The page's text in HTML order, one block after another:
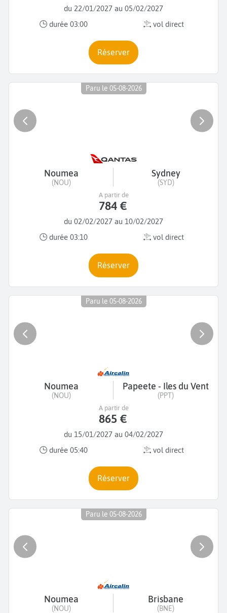
du 22/01/2027 au 05/02/2027
durée 03:00
vol direct
Réserver
Paru le 05-08-2026
Noumea
(NOU)
Sydney
(SYD)
du 02/02/2027 au 10/02/2027
durée 03:10
vol direct
A partir de
784 €
Réserver
Paru le 05-08-2026
Noumea
(NOU)
Papeete - Iles du Vent
(PPT)
du 15/01/2027 au 04/02/2027
durée 05:40
vol direct
A partir de
865 €
Réserver
Paru le 05-08-2026
Noumea
(NOU)
Brisbane
(BNE)